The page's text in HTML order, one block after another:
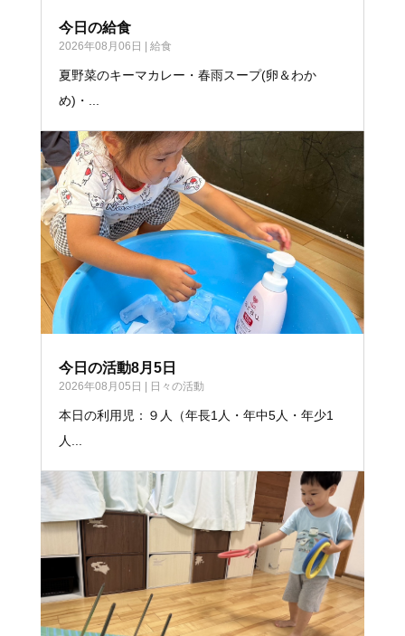
今日の給食
2026年08月06日 | 給食
夏野菜のキーマカレー・春雨スープ(卵＆わか
め)・...
今日の活動8月5日
2026年08月05日 | 日々の活動
本日の利用児：９人（年長1人・年中5人・年少1
人...